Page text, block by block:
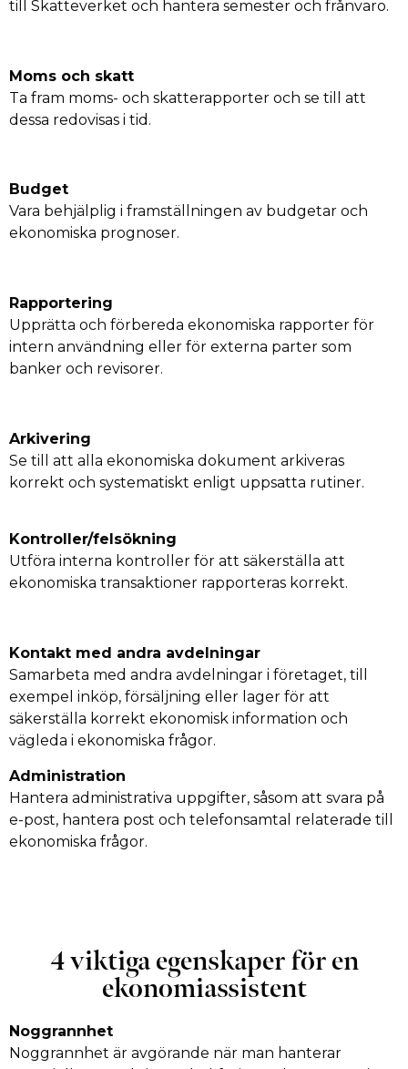
till Skatteverket och hantera semester och frånvaro.
Moms och skatt
Ta fram moms- och skatterapporter och se till att
dessa redovisas i tid.
Budget
Vara behjälplig i framställningen av budgetar och
ekonomiska prognoser.
Rapportering
Upprätta och förbereda ekonomiska rapporter för
intern användning eller för externa parter som
banker och revisorer.
Arkivering
Se till att alla ekonomiska dokument arkiveras
korrekt och systematiskt enligt uppsatta rutiner.
Kontroller/felsökning
Utföra interna kontroller för att säkerställa att
ekonomiska transaktioner rapporteras korrekt.
Kontakt med andra avdelningar
Samarbeta med andra avdelningar i företaget, till
exempel inköp, försäljning eller lager för att
säkerställa korrekt ekonomisk information och
vägleda i ekonomiska frågor.
Administration
Hantera administrativa uppgifter, såsom att svara på
e-post, hantera post och telefonsamtal relaterade till
ekonomiska frågor.
4 viktiga egenskaper för en
ekonomiassistent
Noggrannhet
Noggrannhet är avgörande när man hanterar